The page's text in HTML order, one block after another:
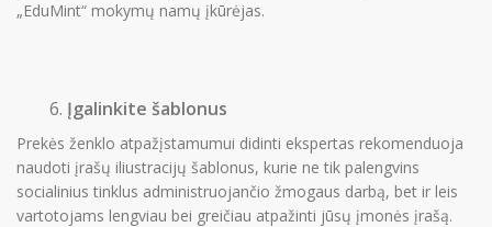
„EduMint“ mokymų namų įkūrėjas.
Įgalinkite šablonus
Prekės ženklo atpažįstamumui didinti ekspertas rekomenduoja
naudoti įrašų iliustracijų šablonus, kurie ne tik palengvins
socialinius tinklus administruojančio žmogaus darbą, bet ir leis
vartotojams lengviau bei greičiau atpažinti jūsų įmonės įrašą.